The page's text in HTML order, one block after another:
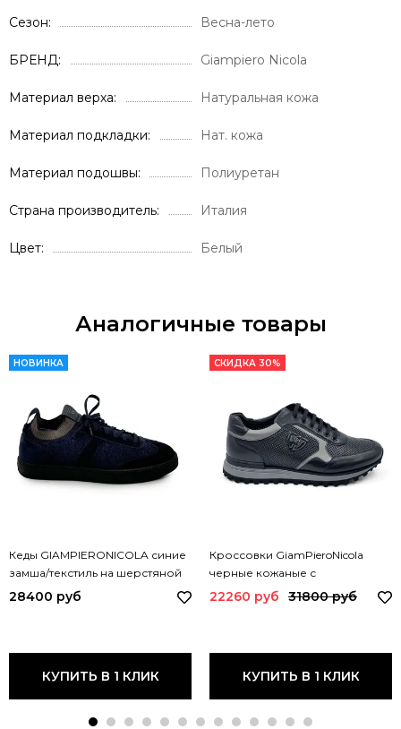
Сезон Весна-лето
БРЕНД Giampiero Nicola
Материал верха Натуральная кожа
Материал подкладки Нат. кожа
Материал подошвы Полиуретан
Страна производитель Италия
Цвет Белый
Аналогичные товары
НОВИНКА
Кеды GIAMPIERONICOLA синие
замша/текстиль на шерстяной
подкладке 44516E GPN
28400 руб
КУПИТЬ В 1 КЛИК
СКИДКА 30%
Кроссовки GiamPieroNicola
черные кожаные с
перфорацией C393136A GPN
22260 руб 31800 руб
КУПИТЬ В 1 КЛИК